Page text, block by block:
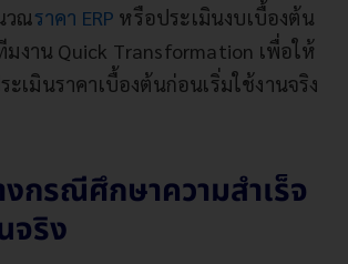
วณราคา ERP หรือประเมินงบเบื้องต้น
งาน Quick Transformation เพื่อให้
เมินราคาเบื้องต้นก่อนเริ่มใช้งานจริง
กรณีศึกษาความสำเร็จ
จริง